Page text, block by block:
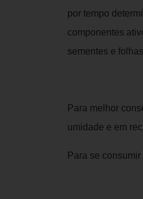
por tempo
componentes
sementes e
Para melhor
umidade e em
Para se